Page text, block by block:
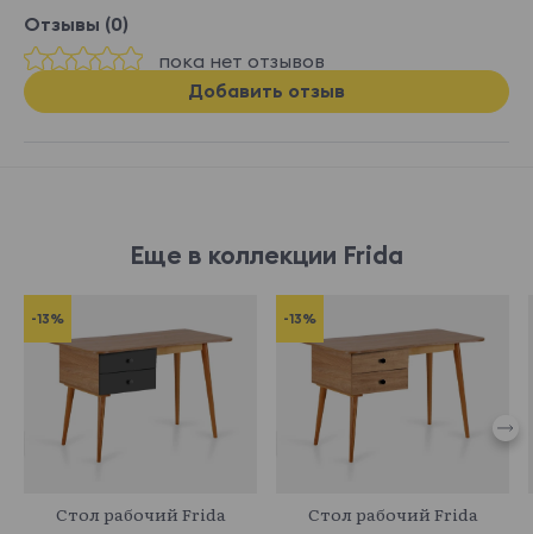
Отзывы (0)
пока нет отзывов
Добавить отзыв
Еще в коллекции Frida
-13%
Стол рабочий Frida
-13%
Стол рабочий Frida